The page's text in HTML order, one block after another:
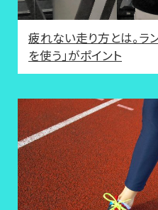
疲れない走り方とは。ラ
を使う」がポイント